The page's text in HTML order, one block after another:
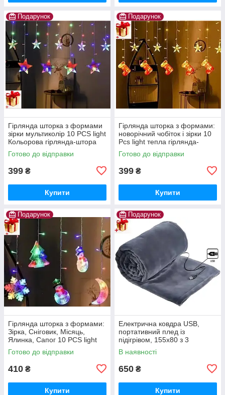
Подарунок
Гірлянда шторка з формами
зірки мультиколір 10 PCS light
Кольорова гірлянда-штора
Готово до відправки
399 ₴
Купити
Подарунок
Гірлянда шторка з формами:
новорічний чобіток і зірки 10
Pcs light тепла гірлянда-
штора
Готово до відправки
399 ₴
Купити
Подарунок
Гірлянда шторка з формами:
Зірка, Сніговик, Місяць,
Ялинка, Сапог 10 PCS light
Кольорова гірлянда-штора
Готово до відправки
410 ₴
Купити
Подарунок
Електрична ковдра USB,
портативний плед із
підігрівом, 155x80 з 3
режимами нагрівання
Електроковдра із застібкою
В наявності
650 ₴
Купити